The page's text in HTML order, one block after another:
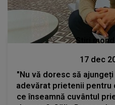
Stiri
17 dec
"Nu vă doresc să
adevărat prietenii pentru
ce înseamnă cuvântul